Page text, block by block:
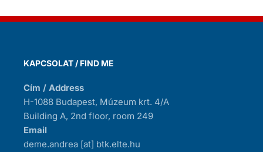
KAPCSOLAT / FIND ME
Cím / Address
H-1088 Budapest, Múzeum krt. 4/A
Building A, 2nd floor, room 249
Email
deme.andrea [at] btk.elte.hu